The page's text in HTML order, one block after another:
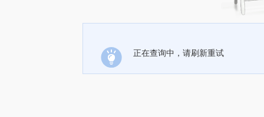
正在查询中，请刷新重试